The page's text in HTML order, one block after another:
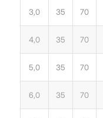
3,0 35 70
4,0 35 70
5,0 35 70
6,0 35 70